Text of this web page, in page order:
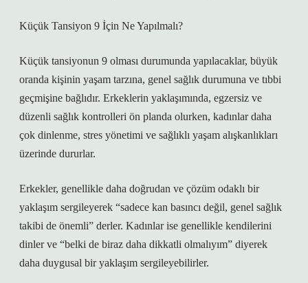
Küçük Tansiyon 9 İçin Ne Yapılmalı?
Küçük tansiyonun 9 olması durumunda yapılacaklar, büyük
oranda kişinin yaşam tarzına, genel sağlık durumuna ve tıbbi
geçmişine bağlıdır. Erkeklerin yaklaşımında, egzersiz ve
düzenli sağlık kontrolleri ön planda olurken, kadınlar daha
çok dinlenme, stres yönetimi ve sağlıklı yaşam alışkanlıkları
üzerinde dururlar.
Erkekler, genellikle daha doğrudan ve çözüm odaklı bir
yaklaşım sergileyerek “sadece kan basıncı değil, genel sağlık
takibi de önemli” derler. Kadınlar ise genellikle kendilerini
dinler ve “belki de biraz daha dikkatli olmalıyım” diyerek
daha duygusal bir yaklaşım sergileyebilirler.